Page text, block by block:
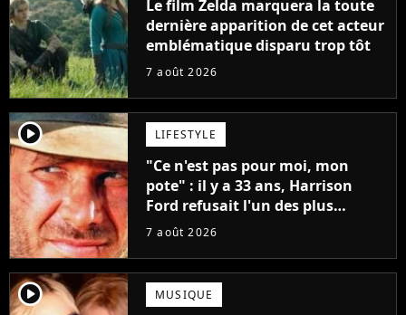
Le film Zelda marquera la toute
dernière apparition de cet acteur
emblématique disparu trop tôt
7 août 2026
player2 LIFESTYLE
"Ce n'est pas pour moi, mon
pote" : il y a 33 ans, Harrison
Ford refusait l'un des plus
grands succès de tous les temps
7 août 2026
player2 MUSIQUE